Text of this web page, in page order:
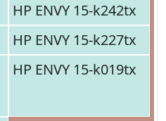
HP ENVY 15-k242tx
HP ENVY 15-k227tx
HP ENVY 15-k019tx